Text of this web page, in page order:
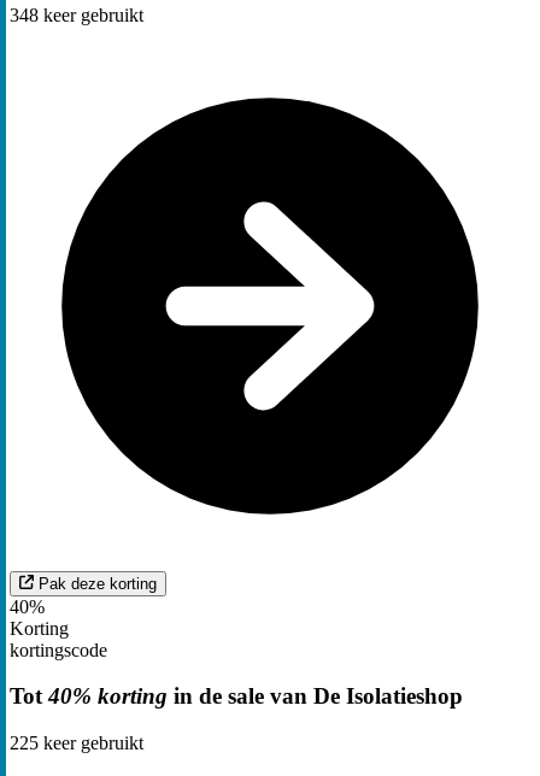
348 keer gebruikt
Pak deze korting
40%
Korting
kortingscode
Tot40% korting in de sale van De Isolatieshop
225 keer gebruikt